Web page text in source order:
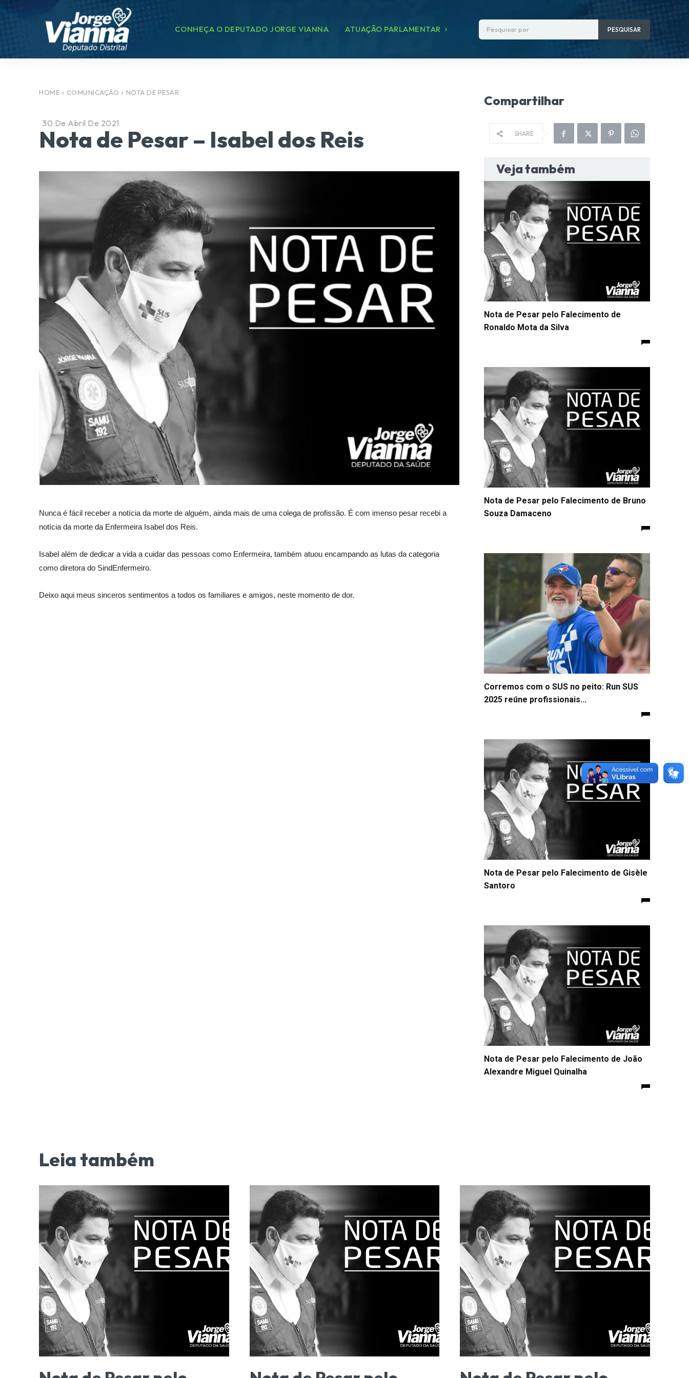
CONHEÇA O DEPUTADO JORGE VIANNA ATUAÇÃO PARLAMENTAR Pesquisar por PESQUISAR
HOME COMUNICAÇÃO NOTA DE PESAR
30 De Abril De 2021
Nota de Pesar – Isabel dos Reis
Nunca é fácil receber a notícia da morte de alguém, ainda mais de uma colega de profissão. É com imenso pesar recebi a
notícia da morte da Enfermeira Isabel dos Reis.
Isabel além de dedicar a vida a cuidar das pessoas como Enfermeira, também atuou encampando as lutas da categoria
como diretora do SindEnfermeiro.
Deixo aqui meus sinceros sentimentos a todos os familiares e amigos, neste momento de dor.
Compartilhar
SHARE
Veja também
Nota de Pesar pelo Falecimento de
Ronaldo Mota da Silva
Nota de Pesar pelo Falecimento de Bruno
Souza Damaceno
Corremos com o SUS no peito: Run SUS
2025 reúne profissionais...
Nota de Pesar pelo Falecimento de Gisèle
Santoro
Nota de Pesar pelo Falecimento de João
Alexandre Miguel Quinalha
Leia também